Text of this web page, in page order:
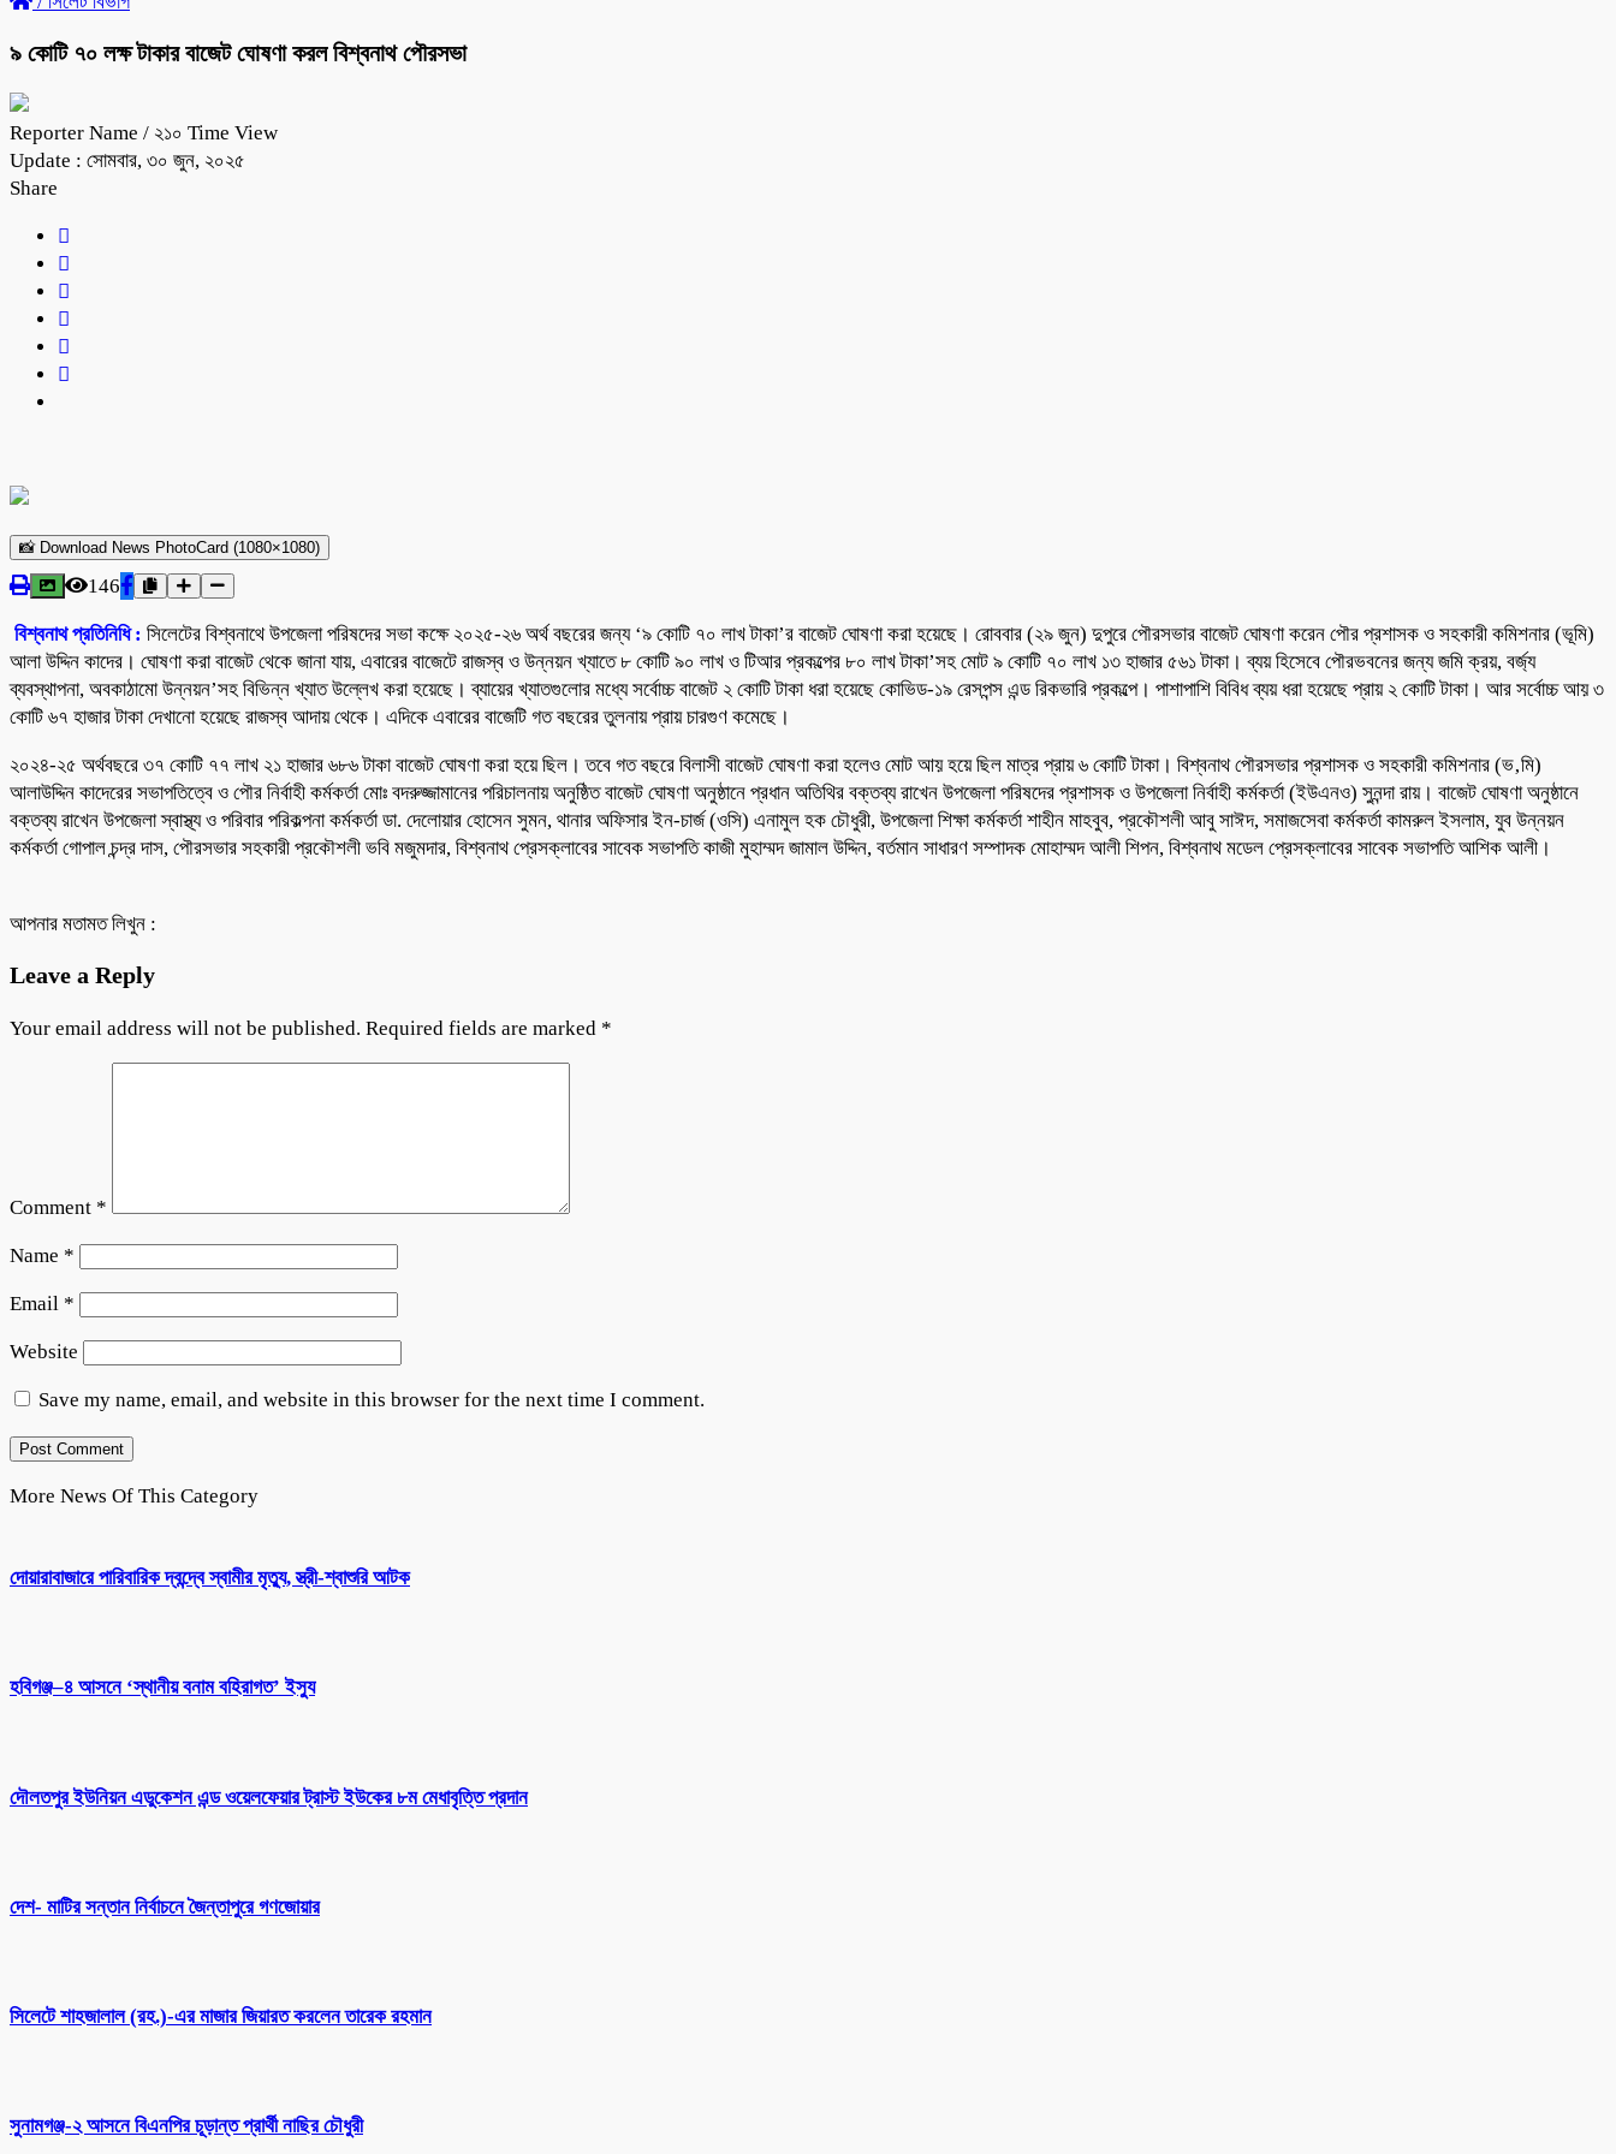
৯ কোটি ৭০ লক্ষ টাকার বাজেট ঘোষণা করল বিশ্বনাথ পৌরসভা
Reporter Name / ২১০ Time View
Update : সোমবার, ৩০ জুন, ২০২৫
Share
📸 Download News PhotoCard (1080×1080)
146
বিশ্বনাথ প্রতিনিধি : সিলেটের বিশ্বনাথে উপজেলা পরিষদের সভা কক্ষে ২০২৫-২৬ অর্থ বছরের জন্য ‘৯ কোটি ৭০ লাখ টাকা’র বাজেট ঘোষণা করা হয়েছে। রোববার (২৯ জুন) দুপুরে পৌরসভার বাজেট ঘোষণা করেন পৌর প্রশাসক ও সহকারী কমিশনার (ভূমি)
আলা উদ্দিন কাদের। ঘোষণা করা বাজেট থেকে জানা যায়, এবারের বাজেটে রাজস্ব ও উন্নয়ন খ্যাতে ৮ কোটি ৯০ লাখ ও টিআর প্রকল্পের ৮০ লাখ টাকা’সহ মোট ৯ কোটি ৭০ লাখ ১৩ হাজার ৫৬১ টাকা। ব্যয় হিসেবে পৌরভবনের জন্য জমি ক্রয়, বর্জ্য
ব্যবস্থাপনা, অবকাঠামো উন্নয়ন’সহ বিভিন্ন খ্যাত উল্লেখ করা হয়েছে। ব্যায়ের খ্যাতগুলোর মধ্যে সর্বোচ্চ বাজেট ২ কোটি টাকা ধরা হয়েছে কোভিড-১৯ রেসপন্স এন্ড রিকভারি প্রকল্পে। পাশাপাশি বিবিধ ব্যয় ধরা হয়েছে প্রায় ২ কোটি টাকা। আর সর্বোচ্চ আয় ৩
কোটি ৬৭ হাজার টাকা দেখানো হয়েছে রাজস্ব আদায় থেকে। এদিকে এবারের বাজেটি গত বছরের তুলনায় প্রায় চারগুণ কমেছে।
২০২৪-২৫ অর্থবছরে ৩৭ কোটি ৭৭ লাখ ২১ হাজার ৬৮৬ টাকা বাজেট ঘোষণা করা হয়ে ছিল। তবে গত বছরে বিলাসী বাজেট ঘোষণা করা হলেও মোট আয় হয়ে ছিল মাত্র প্রায় ৬ কোটি টাকা। বিশ্বনাথ পৌরসভার প্রশাসক ও সহকারী কমিশনার (ভ‚মি)
আলাউদ্দিন কাদেরের সভাপতিত্বে ও পৌর নির্বাহী কর্মকর্তা মোঃ বদরুজ্জামানের পরিচালনায় অনুষ্ঠিত বাজেট ঘোষণা অনুষ্ঠানে প্রধান অতিথির বক্তব্য রাখেন উপজেলা পরিষদের প্রশাসক ও উপজেলা নির্বাহী কর্মকর্তা (ইউএনও) সুনন্দা রায়। বাজেট ঘোষণা অনুষ্ঠানে
বক্তব্য রাখেন উপজেলা স্বাস্থ্য ও পরিবার পরিকল্পনা কর্মকর্তা ডা. দেলোয়ার হোসেন সুমন, থানার অফিসার ইন-চার্জ (ওসি) এনামুল হক চৌধুরী, উপজেলা শিক্ষা কর্মকর্তা শাহীন মাহবুব, প্রকৌশলী আবু সাঈদ, সমাজসেবা কর্মকর্তা কামরুল ইসলাম, যুব উন্নয়ন
কর্মকর্তা গোপাল চন্দ্র দাস, পৌরসভার সহকারী প্রকৌশলী ভবি মজুমদার, বিশ্বনাথ প্রেসক্লাবের সাবেক সভাপতি কাজী মুহাম্মদ জামাল উদ্দিন, বর্তমান সাধারণ সম্পাদক মোহাম্মদ আলী শিপন, বিশ্বনাথ মডেল প্রেসক্লাবের সাবেক সভাপতি আশিক আলী।
আপনার মতামত লিখুন :
Leave a Reply
Your email address will not be published. Required fields are marked *
Comment *
Name *
Email *
Website
Save my name, email, and website in this browser for the next time I comment.
More News Of This Category
দোয়ারাবাজারে পারিবারিক দ্বন্দ্বে স্বামীর মৃত্যু, স্ত্রী-শ্বাশুরি আটক
হবিগঞ্জ–৪ আসনে ‘স্থানীয় বনাম বহিরাগত’ ইস্যু
দৌলতপুর ইউনিয়ন এডুকেশন এন্ড ওয়েলফেয়ার ট্রাস্ট ইউকের ৮ম মেধাবৃত্তি প্রদান
দেশ- মাটির সন্তান নির্বাচনে জৈন্তাপুরে গণজোয়ার
সিলেটে শাহজালাল (রহ.)-এর মাজার জিয়ারত করলেন তারেক রহমান
সুনামগঞ্জ-২ আসনে বিএনপির চূড়ান্ত প্রার্থী নাছির চৌধুরী